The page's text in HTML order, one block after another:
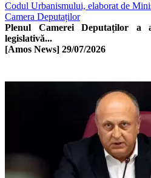
Codul Urbanismului, elaborat de
Camera Deputaților
Plenul Camerei Deputaților a
legislativă...
[Amos News] 29/07/2026